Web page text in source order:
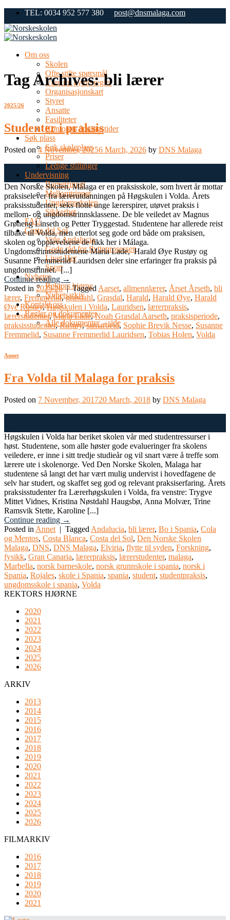
Skip
content
TEL: 0034 952 577 380 post@dnsmalaga.com
Om oss
Skolen
Ofte stilte spørsmål
Våre tre gylne regler
Organisasjonskart
Styret
Ansatte
Fasiliteter
Kontorets åpningstider
Søk plass
Søk skoleplass
Priser
Ledige stillinger
Undervisning
Barnetrinnet
Mellomtrinnet
Ungdomsskolen
Sikkerhet
FAU
Costa del Sol
Velg Andalucia
Gode råd for flytteprosessen
Livet Her
Sport
Nyheter
Rektors hjørne
Nyhetsarkiv
Kontakt oss
Regler og dokumenter
Alle dokumenter – side
Tag Archives:bli lærer
2025/26
Studenter i praksis
Posted on4 November, 20256 March, 2026 by DNS Malaga
Nov
Den Norske Skolen, Málaga er en praksisskole, som hvert år mottar
praksiselever fra lærerutdanningen på Høgskulen i Volda. Årets
praksisstudenter, seks flotte unge lærerspirer, utøvet praksis i
mellom- og ungdomstrinnsklassene. De ble veiledet av Magnus
Grøneng Linseth og Petter Tryggestad. Studentene har allerede reist
tilbake til Volda, men etterlot seg gode ord både om praksisen,
skolen og opplevelsene de fikk her i Málaga.
Ungdomstrinnsstudentene Maria Lade, Harald Øye Rustøy og
Susanne Fremmerlid Lauridsen deler sine erfaringer fra praksis på
ungdomstrinnet. [...]
Continue reading →
Posted in 2025/26 | Tagged Aarset, allmennlærer, Årset Årseth, bli
lærer, Fremmerlid,grasdahl, Grasdal, Harald, Harald Øye, Harald
Øye Rustøy,Høgskulen i Volda, Lauridsen, lærerpraksis,
lærerstudenter,Maria Lade,Noah Grasdal Aarseth, praksisperiode,
praksisstudenter,Rustøy,samarbeid, Sophie Brevik Nesse, Susanne
Fremmelid, Susanne Fremmerlid Lauridsen, Tobias Holen, Volda
Annet
Fra Volda til Malaga for praksis
Posted on 7 November, 201720 March, 2018 by DNS Malaga
Høgskulen i Volda har beriket skolen vår med studentressurser i
høst. Studentene, som alle høster gode evalueringer fra skolens
veiledere, er inne i sitt tredje studieår og vil snart være å treffe som
lærere ute i skolenorge. Ved Den Norske Skolen, Malaga har
studentene så langt det har vært mulig undervist i hovedfagene de
selv har studert, og skaffet seg god og relevant praksiserfaring. Årets
praksisstudenter fra Lærerhøgskulen i Volda, fra venstre: Trygve
Mittet Vidnes, Kristina Nøstdahl Haugsbø, Anna Molvær, Trine
Ramsvik Stette, Karoline [...]
Continue reading →
Posted in Annet | Tagged Andalucia, bli lærer, Bo i Spania, Cola
og Mentos, Costa Blanca, Costa del Sol, Den Norske Skolen
Malaga, DNS, DNS Malaga, Elviria, flytte til syden, Forskning,
fysikk, Gran Canaria, lærerpraksis, lærerstudenter, malaga,
Marbella, norsk barneskole, norsk grunnskole i spania, norsk i
Spania, Rojales, skole i Spania, spania, student, studentpraksis,
ungdomsskole i spania, Volda
REKTORS HJØRNE
2020
2021
2022
2023
2024
2025
2026
ARKIV
2013
2014
2015
2016
2017
2018
2019
2020
2021
2022
2023
2024
2025
2026
FILMARKIV
2016
2017
2018
2019
2020
2021